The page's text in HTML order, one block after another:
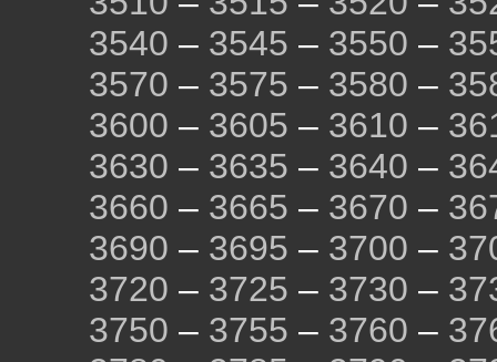
3540 – 3545 – 3550 –
3570 – 3575 – 3580 –
3600 – 3605 – 3610 –
3630 – 3635 – 3640 –
3660 – 3665 – 3670 –
3690 – 3695 – 3700 –
3720 – 3725 – 3730 –
3750 – 3755 – 3760 –